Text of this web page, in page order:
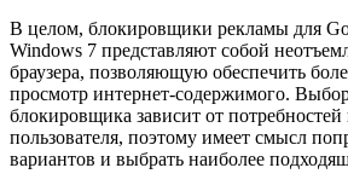
В целом, блокировщики рекламы для
Windows 7 представляют собой
браузера, позволяющую обеспечить
просмотр интернет-содержимого.
блокировщика зависит от
пользователя, поэтому имеет смысл
вариантов и выбрать наиболее